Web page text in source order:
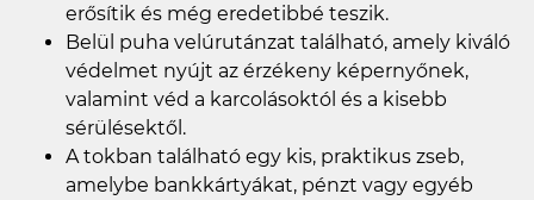
erősítik és még eredetibbé teszik.
Belül puha velúrutánzat található, amely kiváló
védelmet nyújt az érzékeny képernyőnek,
valamint véd a karcolásoktól és a kisebb
sérülésektől.
A tokban található egy kis, praktikus zseb,
amelybe bankkártyákat, pénzt vagy egyéb